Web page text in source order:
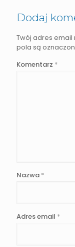
Dodaj
Twój adres email
pola są
Komentarz *
Nazwa *
Adres email *